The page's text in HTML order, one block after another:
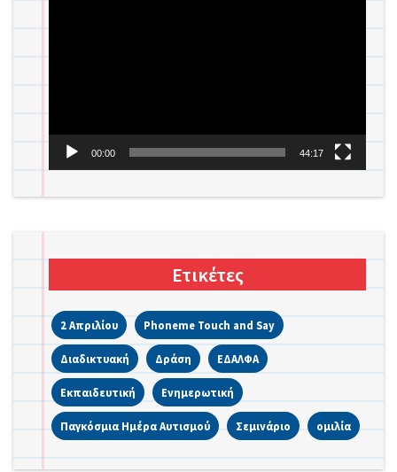
00:00 44:17
Ετικέτες
2 Απριλίου Phoneme Touch and Say
Διαδικτυακή Δράση ΕΔΑΛΦΑ
Εκπαιδευτική Ενημερωτική
Παγκόσμια Ημέρα Αυτισμού Σεμινάριο ομιλία